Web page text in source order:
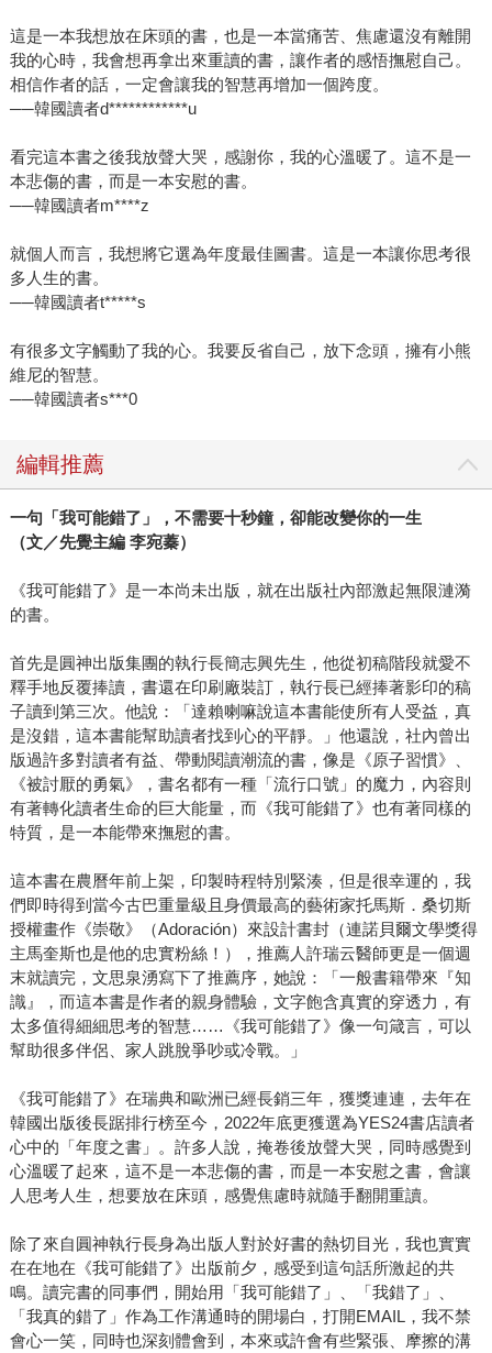
這是一本我想放在床頭的書，也是一本當痛苦、焦慮還沒有離開
我的心時，我會想再拿出來重讀的書，讓作者的感悟撫慰自己。
相信作者的話，一定會讓我的智慧再增加一個跨度。
──韓國讀者d************u
看完這本書之後我放聲大哭，感謝你，我的心溫暖了。這不是一
本悲傷的書，而是一本安慰的書。
──韓國讀者m****z
就個人而言，我想將它選為年度最佳圖書。這是一本讓你思考很
多人生的書。
──韓國讀者t*****s
有很多文字觸動了我的心。我要反省自己，放下念頭，擁有小熊
維尼的智慧。
──韓國讀者s***0
編輯推薦
一句「我可能錯了」，不需要十秒鐘，卻能改變你的一生
（文／先覺主編 李宛蓁）
《我可能錯了》是一本尚未出版，就在出版社內部激起無限漣漪
的書。
首先是圓神出版集團的執行長簡志興先生，他從初稿階段就愛不
釋手地反覆捧讀，書還在印刷廠裝訂，執行長已經捧著影印的稿
子讀到第三次。他說：「達賴喇嘛說這本書能使所有人受益，真
是沒錯，這本書能幫助讀者找到心的平靜。」他還說，社內曾出
版過許多對讀者有益、帶動閱讀潮流的書，像是《原子習慣》、
《被討厭的勇氣》，書名都有一種「流行口號」的魔力，內容則
有著轉化讀者生命的巨大能量，而《我可能錯了》也有著同樣的
特質，是一本能帶來撫慰的書。
這本書在農曆年前上架，印製時程特別緊湊，但是很幸運的，我
們即時得到當今古巴重量級且身價最高的藝術家托馬斯．桑切斯
授權畫作《崇敬》（Adoración）來設計書封（連諾貝爾文學獎得
主馬奎斯也是他的忠實粉絲！），推薦人許瑞云醫師更是一個週
末就讀完，文思泉湧寫下了推薦序，她說：「一般書籍帶來『知
識』，而這本書是作者的親身體驗，文字飽含真實的穿透力，有
太多值得細細思考的智慧……《我可能錯了》像一句箴言，可以
幫助很多伴侶、家人跳脫爭吵或冷戰。」
《我可能錯了》在瑞典和歐洲已經長銷三年，獲獎連連，去年在
韓國出版後長踞排行榜至今，2022年底更獲選為YES24書店讀者
心中的「年度之書」。許多人說，掩卷後放聲大哭，同時感覺到
心溫暖了起來，這不是一本悲傷的書，而是一本安慰之書，會讓
人思考人生，想要放在床頭，感覺焦慮時就隨手翻開重讀。
除了來自圓神執行長身為出版人對於好書的熱切目光，我也實實
在在地在《我可能錯了》出版前夕，感受到這句話所激起的共
鳴。讀完書的同事們，開始用「我可能錯了」、「我錯了」、
「我真的錯了」作為工作溝通時的開場白，打開EMAIL，我不禁
會心一笑，同時也深刻體會到，本來或許會有些緊張、摩擦的溝